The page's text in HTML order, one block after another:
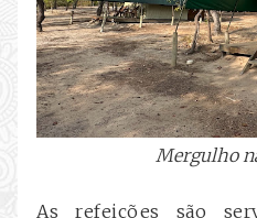
Mergulho
As refeições são